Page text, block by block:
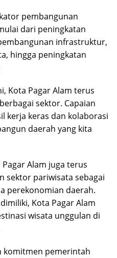
pembangunan
dari peningkatan
infrastruktur,
hingga peningkatan
Kota Pagar Alam terus
sektor. Capaian
kerja keras dan kolaborasi
daerah yang kita
Alam juga terus
sektor pariwisata sebagai
perekonomian daerah.
Kota Pagar Alam
wisata unggulan di
komitmen pemerintah